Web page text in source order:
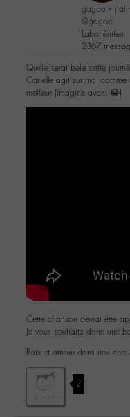
gagoo «
@gagoo
Labohémien
2367
Quelle serai belle cette
Car elle agit sur moi comme
meilleur (imagine avant 😂)
Cette chanson devrai être
Je vous souhaite donc une
Paix et amour dans nos
2